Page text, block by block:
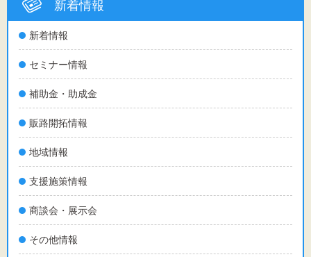
新着情報
新着情報
セミナー情報
補助金・助成金
販路開拓情報
地域情報
支援施策情報
商談会・展示会
その他情報